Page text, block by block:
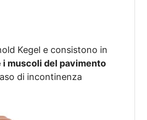
Kegel e consistono in
muscoli del pavimento
di incontinenza